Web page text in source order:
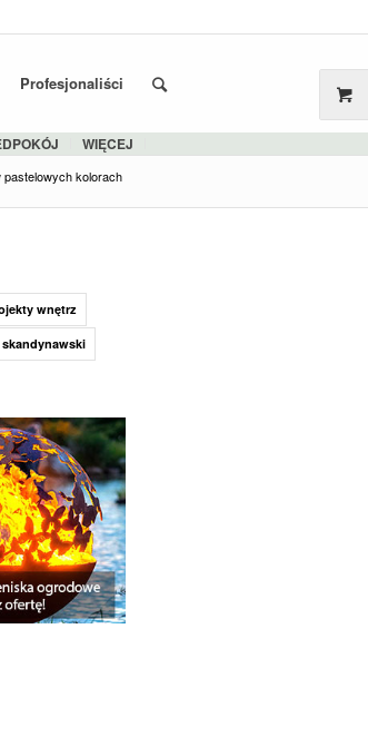
Profesjonaliści
WIĘCEJ
pastelowych kolorach
wnętrz
skandynawski